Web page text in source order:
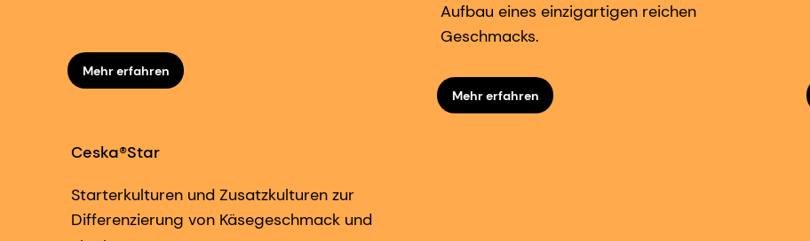
Mehr erfahren
Aufbau eines einzigartigen reichen
Geschmacks.
Mehr erfahren
Ceska®Star
Starterkulturen und Zusatzkulturen zur
Differenzierung von Käsegeschmack und